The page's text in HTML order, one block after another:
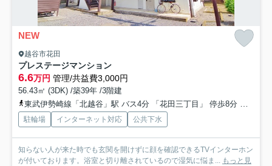
NEW
越谷市花田
プレステージマンション
6.6万円 管理/共益費3,000円
56.43㎡ (3DK) /築39年 /3階建
東武伊勢崎線「北越谷」駅 バス4分 「花田三丁目」 停歩8分
東武伊
駐輪場 インターネット対応 公共下水
知らない人が来た時でも玄関を開けずに顔を確認できるTVインターホン
が付いております。浴室と切り離されているので湿気に悩ま... もっと見